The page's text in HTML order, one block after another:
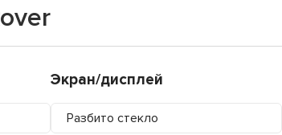
Экран/дисплей
Разбито стекло